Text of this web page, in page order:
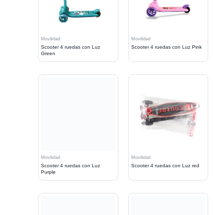
Movilidad
Scooter 4 ruedas con Luz
Green
Movilidad
Scooter 4 ruedas con Luz Pink
Movilidad
Scooter 4 ruedas con Luz
Purple
Movilidad
Scooter 4 ruedas con Luz red